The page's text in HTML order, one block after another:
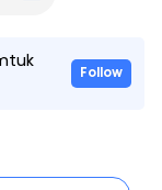
Follow